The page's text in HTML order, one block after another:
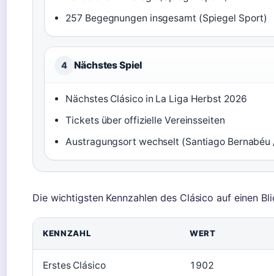
257 Begegnungen insgesamt (Spiegel Sport)
4 Nächstes Spiel
Nächstes Clásico in La Liga Herbst 2026
Tickets über offizielle Vereinsseiten
Austragungsort wechselt (Santiago Bernabéu
Die wichtigsten Kennzahlen des Clásico auf einen
KENNZAHL WERT
Erstes Clásico 1902